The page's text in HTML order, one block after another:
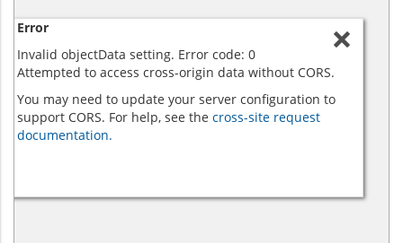
Error
Invalid objectData setting. Error code: 0
Attempted to access cross-origin data without CORS.
You may need to update your server configuration to
support CORS. For help, see the cross-site request
documentation.